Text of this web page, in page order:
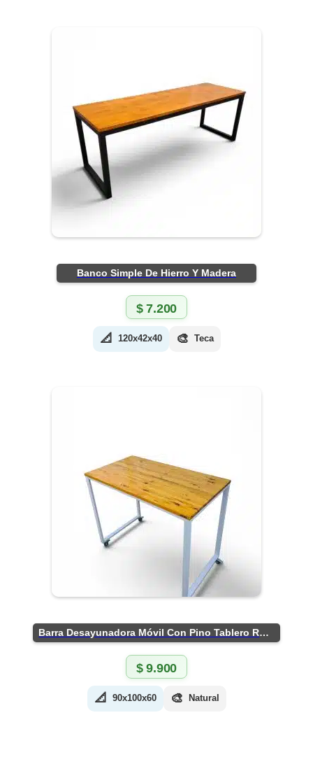
Banco Simple De Hierro Y Madera
$7.200
📐 120x42x40 🎨 Teca
Barra Desayunadora Móvil Con Pino Tablero Rústico
$9.900
📐 90x100x60 🎨 Natural